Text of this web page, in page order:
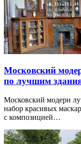
Московский
по лучшим
Московский модерн
набор красивых
с композицией…